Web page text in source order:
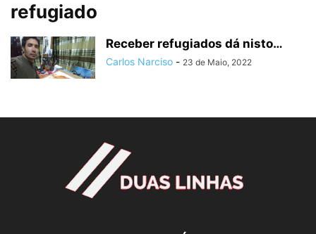
refugiado
Receber refugiados dá nisto…
Carlos Narciso - 23 de Maio, 2022